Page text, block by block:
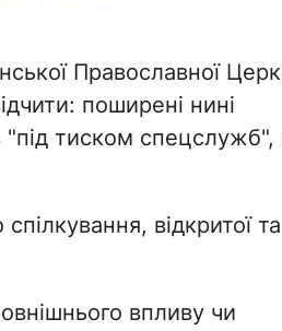
Православної
поширені нині
тиском спецслужб",
відкритої та
впливу чи